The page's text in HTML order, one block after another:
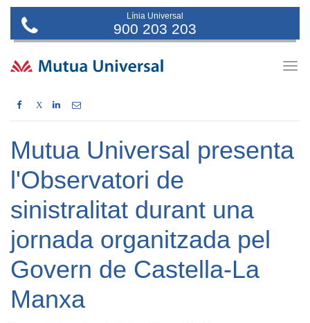
Línia Universal
900 203 203
X
Mutua Universal presenta
l'Observatori de
sinistralitat durant una
jornada organitzada pel
Govern de Castella-La
Manxa